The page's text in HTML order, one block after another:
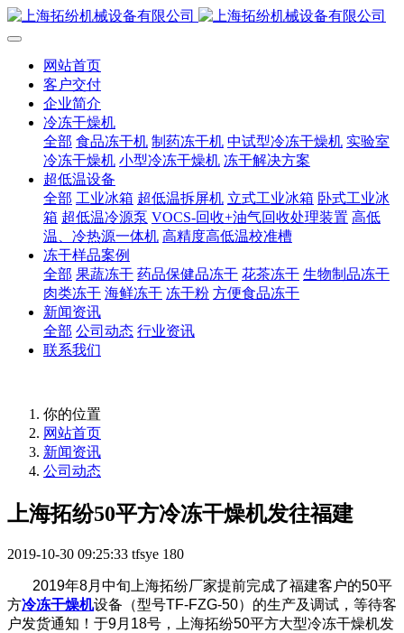
网站首页
客户交付
企业简介
冷冻干燥机
全部 食品冻干机 制药冻干机 中试型冷冻干燥机 实验室
冷冻干燥机 小型冷冻干燥机 冻干解决方案
超低温设备
全部 工业冰箱 超低温拆屏机 立式工业冰箱 卧式工业冰
箱 超低温冷源泵 VOCS-回收+油气回收处理装置 高低
温、冷热源一体机 高精度高低温校准槽
冻干样品案例
全部 果蔬冻干 药品保健品冻干 花茶冻干 生物制品冻干
肉类冻干 海鲜冻干 冻干粉 方便食品冻干
新闻资讯
全部 公司动态 行业资讯
联系我们
你的位置
网站首页
新闻资讯
公司动态
上海拓纷50平方冷冻干燥机发往福建
2019-10-30 09:25:33 tfsye 180
2019年8月中旬上海拓纷厂家提前完成了福建客户的50平
方冷冻干燥机设备（型号TF-FZG-50）的生产及调试，等待客
户发货通知！于9月18号，上海拓纷50平方大型冷冻干燥机发